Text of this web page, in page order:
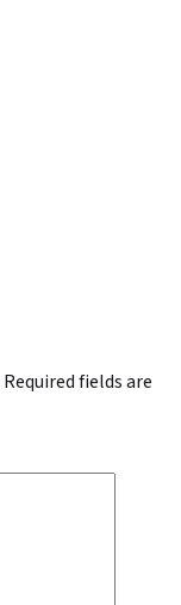
Required fields are